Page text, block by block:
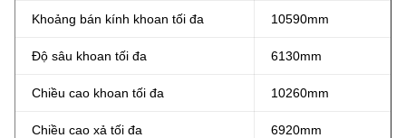
Khoảng bán kính khoan tối đa 10590mm
Độ sâu khoan tối đa 6130mm
Chiều cao khoan tối đa 10260mm
Chiều cao xả tối đa 6920mm